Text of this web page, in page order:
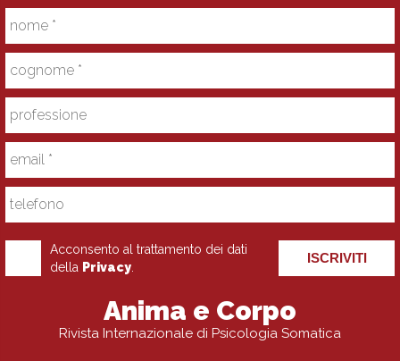
Acconsento al trattamento dei dati
della Privacy
ISCRIVITI
Anima e Corpo
Rivista Internazionale di Psicologia Somatica